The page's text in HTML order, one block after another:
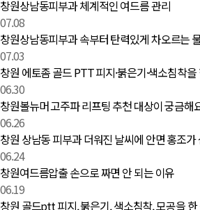
창원상남동피부과 체계적인 여드름 관리
07.08
창원상남동피부과 속부터 탄력있게 차오르는
07.03
창원 에토좀 골드 PTT 피지·붉은기·색소침착
06.30
창원볼뉴머 고주파 리프팅 추천 대상이 궁금해
06.26
창원 상남동 피부과 더워진 날씨에 안면 홍조
06.24
창원여드름압출 손으로 짜면 안 되는 이유
06.19
창원 골드ptt 피지, 붉은기, 색소침착, 모공을